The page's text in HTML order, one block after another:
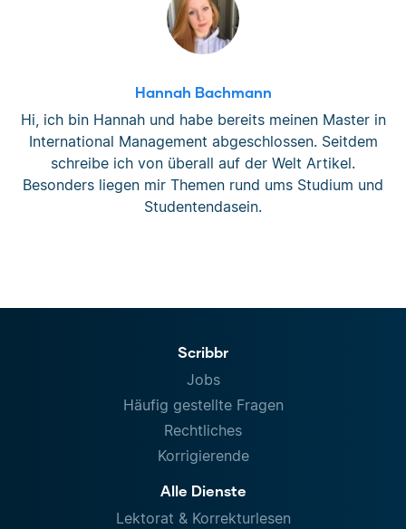
Hannah Bachmann
Hi, ich bin Hannah und habe bereits meinen Master in
International Management abgeschlossen. Seitdem
schreibe ich von überall auf der Welt Artikel.
Besonders liegen mir Themen rund ums Studium und
Studentendasein.
Scribbr
Jobs
Häufig gestellte Fragen
Rechtliches
Korrigierende
Alle Dienste
Lektorat & Korrekturlesen